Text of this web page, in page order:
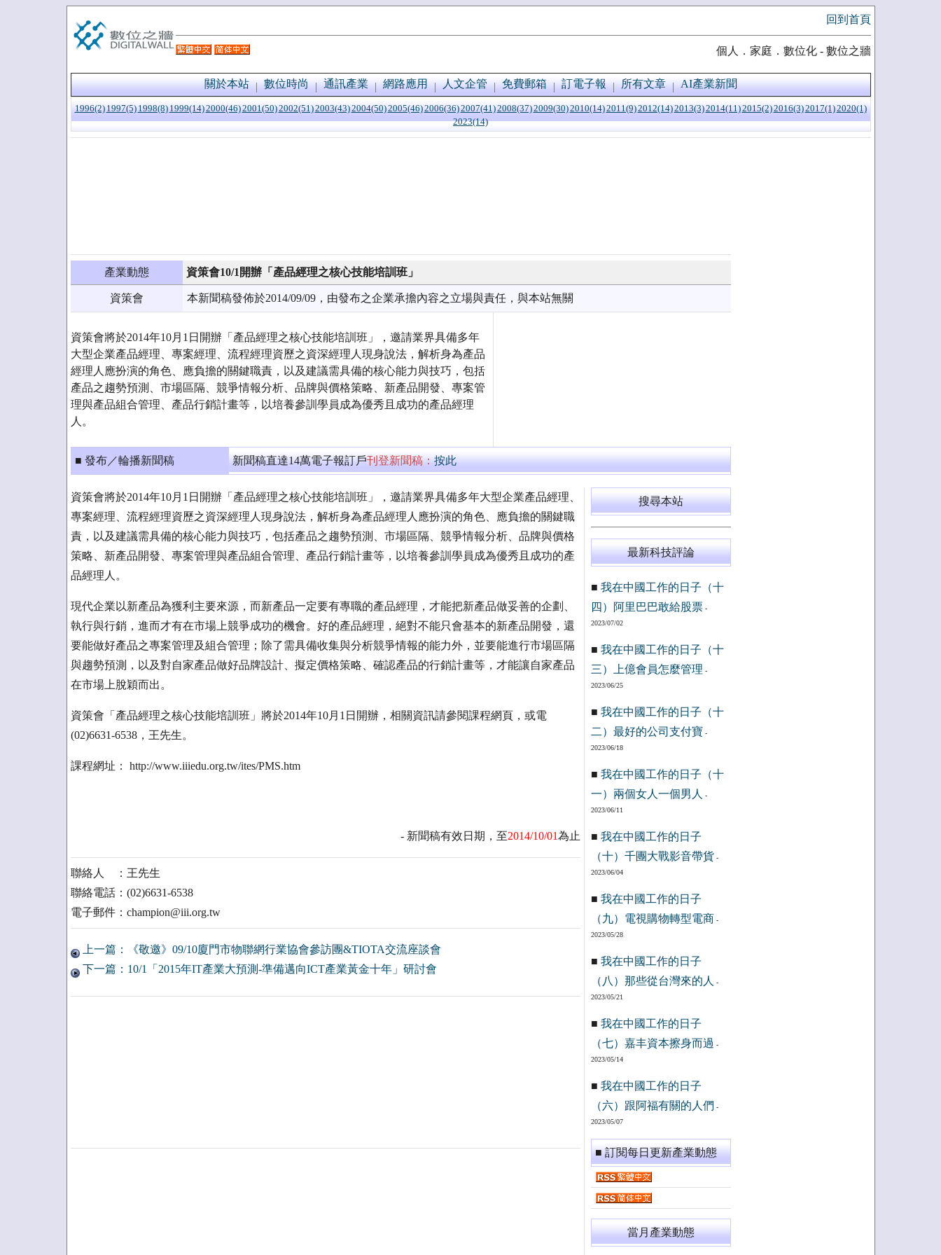
回到首頁
個人．家庭．數位化 - 數位之牆
關於本站 數位時尚 通訊產業 網路應用 人文企管 免費郵箱 訂電子報 所有文章 AI產業新聞
1996(2) 1997(5) 1998(8) 1999(14)2000(46)2001(50)2002(51)2003(43)2004(50)2005(46)2006(36)2007(41)2008(37)2009(30)2010(14)2011(9)2012(14)2013(3)2014(11)2015(2)2016(3)2017(1)2020(1)
2023(14)
產業動態 資策會10/1開辦「產品經理之核心技能培訓班」
資策會 本新聞稿發佈於2014/09/09，由發布之企業承擔內容之立場與責任，與本站無關
資策會將於2014年10月1日開辦「產品經理之核心技能培訓班」，邀請業界具備多年
大型企業產品經理、專案經理、流程經理資歷之資深經理人現身說法，解析身為產品
經理人應扮演的角色、應負擔的關鍵職責，以及建議需具備的核心能力與技巧，包括
產品之趨勢預測、市場區隔、競爭情報分析、品牌與價格策略、新產品開發、專案管
理與產品組合管理、產品行銷計畫等，以培養參訓學員成為優秀且成功的產品經理
人。
■ 發布／輪播新聞稿 新聞稿直達14萬電子報訂戶刊登新聞稿：按此
資策會將於2014年10月1日開辦「產品經理之核心技能培訓班」，邀請業界具備多年大型企業產品經理、
專案經理、流程經理資歷之資深經理人現身說法，解析身為產品經理人應扮演的角色、應負擔的關鍵職
責，以及建議需具備的核心能力與技巧，包括產品之趨勢預測、市場區隔、競爭情報分析、品牌與價格
策略、新產品開發、專案管理與產品組合管理、產品行銷計畫等，以培養參訓學員成為優秀且成功的產
品經理人。
現代企業以新產品為獲利主要來源，而新產品一定要有專職的產品經理，才能把新產品做妥善的企劃、
執行與行銷，進而才有在市場上競爭成功的機會。好的產品經理，絕對不能只會基本的新產品開發，還
要能做好產品之專案管理及組合管理；除了需具備收集與分析競爭情報的能力外，並要能進行市場區隔
與趨勢預測，以及對自家產品做好品牌設計、擬定價格策略、確認產品的行銷計畫等，才能讓自家產品
在市場上脫穎而出。
資策會「產品經理之核心技能培訓班」將於2014年10月1日開辦，相關資訊請參閱課程網頁，或電
(02)6631-6538，王先生。
課程網址： http://www.iiiedu.org.tw/ites/PMS.htm
- 新聞稿有效日期，至2014/10/01為止
聯絡人 ：王先生
聯絡電話：(02)6631-6538
電子郵件：champion@iii.org.tw
上一篇：《敬邀》09/10廈門市物聯網行業協會參訪團&TIOTA交流座談會
下一篇：10/1「2015年IT產業大預測-準備邁向ICT產業黃金十年」研討會
搜尋本站
最新科技評論
■ 我在中國工作的日子（十
四）阿里巴巴敢給股票-
2023/07/02
■ 我在中國工作的日子（十
三）上億會員怎麼管理 -
2023/06/25
■ 我在中國工作的日子（十
二）最好的公司支付寶 -
2023/06/18
■ 我在中國工作的日子（十
一）兩個女人一個男人
-
2023/06/11
■ 我在中國工作的日子
（十）千團大戰影音帶貨 -
2023/06/04
■ 我在中國工作的日子
（九）電視購物轉型電商 -
2023/05/28
■ 我在中國工作的日子
（八）那些從台灣來的人
-
2023/05/21
■ 我在中國工作的日子
（七）嘉丰資本擦身而過 -
2023/05/14
■ 我在中國工作的日子
（六）跟阿福有關的人們 -
2023/05/07
■ 訂閱每日更新產業動態
當月產業動態